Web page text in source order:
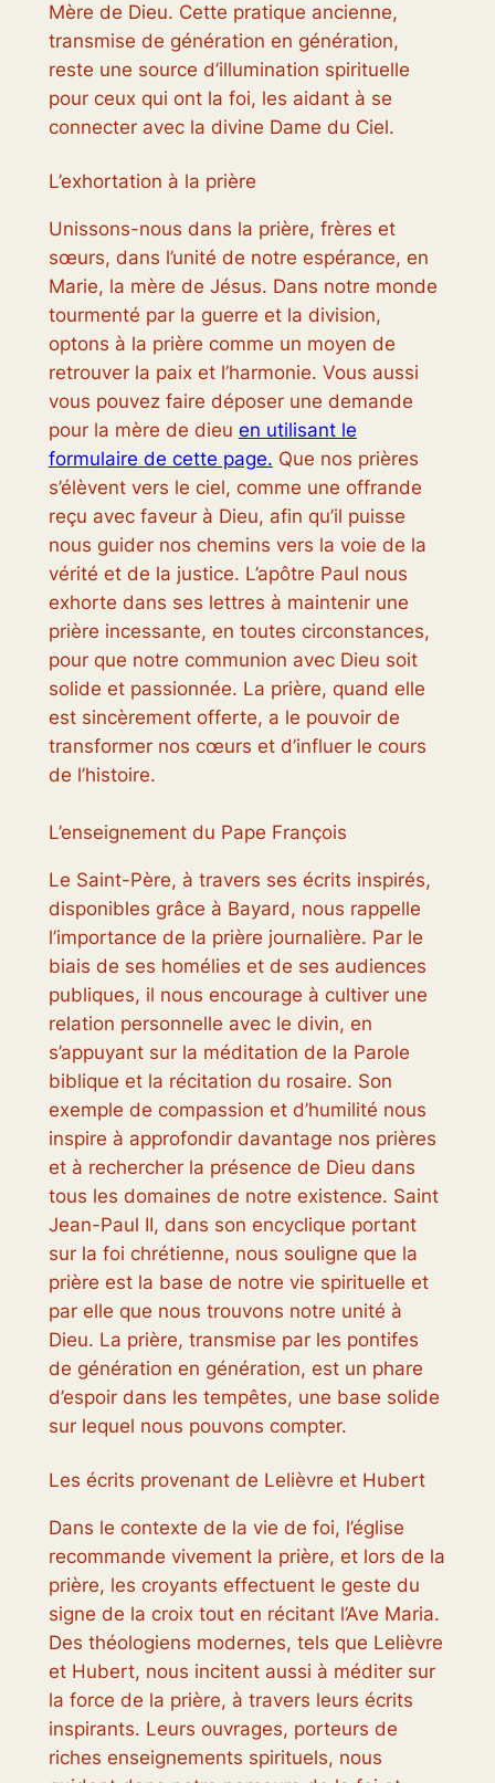
Mère de Dieu. Cette pratique ancienne,
transmise de génération en génération,
reste une source d’illumination spirituelle
pour ceux qui ont la foi, les aidant à se
connecter avec la divine Dame du Ciel.
L’exhortation à la prière
Unissons-nous dans la prière, frères et
sœurs, dans l’unité de notre espérance, en
Marie, la mère de Jésus. Dans notre monde
tourmenté par la guerre et la division,
optons à la prière comme un moyen de
retrouver la paix et l’harmonie. Vous aussi
vous pouvez faire déposer une demande
pour la mère de dieu en utilisant le
formulaire de cette page. Que nos prières
s’élèvent vers le ciel, comme une offrande
reçu avec faveur à Dieu, afin qu’il puisse
nous guider nos chemins vers la voie de la
vérité et de la justice. L’apôtre Paul nous
exhorte dans ses lettres à maintenir une
prière incessante, en toutes circonstances,
pour que notre communion avec Dieu soit
solide et passionnée. La prière, quand elle
est sincèrement offerte, a le pouvoir de
transformer nos cœurs et d’influer le cours
de l’histoire.
L’enseignement du Pape François
Le Saint-Père, à travers ses écrits inspirés,
disponibles grâce à Bayard, nous rappelle
l’importance de la prière journalière. Par le
biais de ses homélies et de ses audiences
publiques, il nous encourage à cultiver une
relation personnelle avec le divin, en
s’appuyant sur la méditation de la Parole
biblique et la récitation du rosaire. Son
exemple de compassion et d’humilité nous
inspire à approfondir davantage nos prières
et à rechercher la présence de Dieu dans
tous les domaines de notre existence. Saint
Jean-Paul II, dans son encyclique portant
sur la foi chrétienne, nous souligne que la
prière est la base de notre vie spirituelle et
par elle que nous trouvons notre unité à
Dieu. La prière, transmise par les pontifes
de génération en génération, est un phare
d’espoir dans les tempêtes, une base solide
sur lequel nous pouvons compter.
Les écrits provenant de Lelièvre et Hubert
Dans le contexte de la vie de foi, l’église
recommande vivement la prière, et lors de la
prière, les croyants effectuent le geste du
signe de la croix tout en récitant l’Ave Maria.
Des théologiens modernes, tels que Lelièvre
et Hubert, nous incitent aussi à méditer sur
la force de la prière, à travers leurs écrits
inspirants. Leurs ouvrages, porteurs de
riches enseignements spirituels, nous